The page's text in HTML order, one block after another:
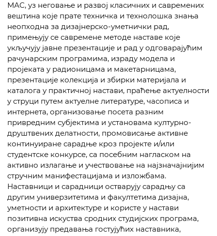
МАС, уз неговање и развој класичних и савремених
вештина које прате техничка и технолошка знања
неопходна за дизајнерско-уметнички рад,
примењују се савремене методе наставе које
укључују јавне презентације и рад у одговарајућим
рачунарским програмима, израду модела и
пројеката у радионицама и макетарницама,
презентације колекција и збирки материјала и
каталога у практичној настави, праћење актуелности
у струци путем актуелне литературе, часописа и
интернета, организовање посета разним
привредним субјектима и установама културно-
друштвених делатности, промовисање активне
континуиране сарадње кроз пројекте и/или
студентске конкурсе, са посебним нагласком на
активно излагање и учествовање на најзначајнијим
стручним манифестацијама и изложбама.
Наставници и сарадници остварују сарадњу са
другим универзитетима и факултетима дизајна,
уметности и архитектуре и користе у настави
позитивна искуства сродних студијских програма,
организују предавања гостујућих наставника,